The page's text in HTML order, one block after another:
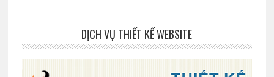
DỊCH VỤ THIẾT KẾ WEBSITE